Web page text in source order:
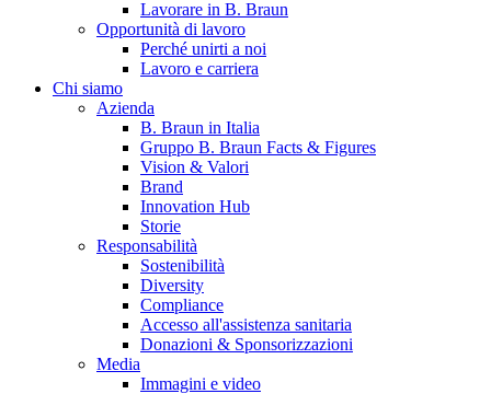
Catalogo prodotti
Trova il prodotto che stai cercando. Visita il catalogo B. Braun
Hai domande o richieste? Scrivici per entrare subito in contatto
Lavorare in B. Braun
Opportunità di lavoro
Perché unirti a noi
Lavoro e carriera
Chi siamo
Azienda
B. Braun in Italia
Gruppo B. Braun Facts & Figures
Vision & Valori
Brand
Innovation Hub
Storie
Responsabilità
Sostenibilità
Diversity
Compliance
Accesso all'assistenza sanitaria
Donazioni & Sponsorizzazioni
Media
Immagini e video